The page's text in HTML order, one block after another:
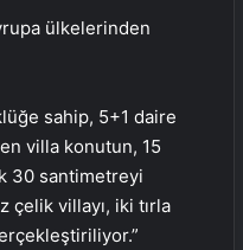
ülkelerinden
sahip, 5+1 daire
villa konutun, 15
30 santimetreyi
çelik villayı, iki tırla